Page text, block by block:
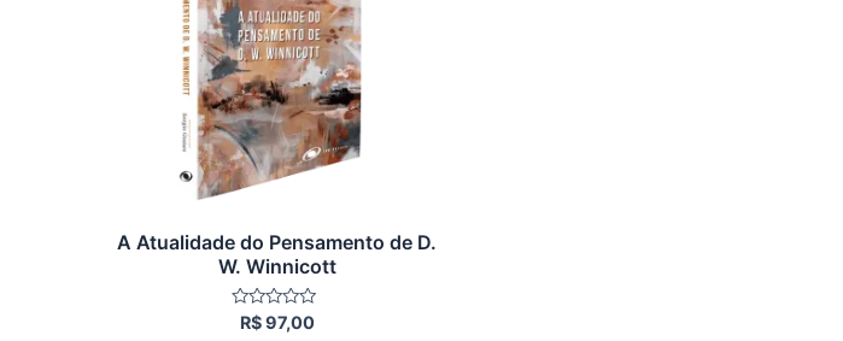
A Atualidade do Pensamento de D.
W. Winnicott
Avaliação
R$97,00